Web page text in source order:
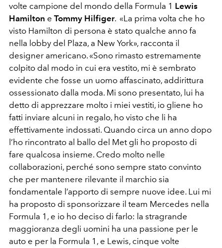
volte campione del mondo della Formula 1 Lewis
Hamilton e Tommy Hilfiger. «La prima volta che ho
visto Hamilton di persona è stato qualche anno fa
nella lobby del Plaza, a New York», racconta il
designer americano. «Sono rimasto estremamente
colpito dal modo in cui era vestito, mi è sembrato
evidente che fosse un uomo affascinato, addirittura
ossessionato dalla moda. Mi sono presentato, lui ha
detto di apprezzare molto i miei vestiti, io gliene ho
fatti inviare alcuni in regalo, ho visto che li ha
effettivamente indossati. Quando circa un anno dopo
l’ho rincontrato al ballo del Met gli ho proposto di
fare qualcosa insieme. Credo molto nelle
collaborazioni, perché sono sempre stato convinto
che per mantenere rilevante il marchio sia
fondamentale l’apporto di sempre nuove idee. Lui mi
ha proposto di sponsorizzare il team Mercedes nella
Formula 1, e io ho deciso di farlo: la stragrande
maggioranza degli uomini ha una passione per le
auto e per la Formula 1, e Lewis, cinque volte